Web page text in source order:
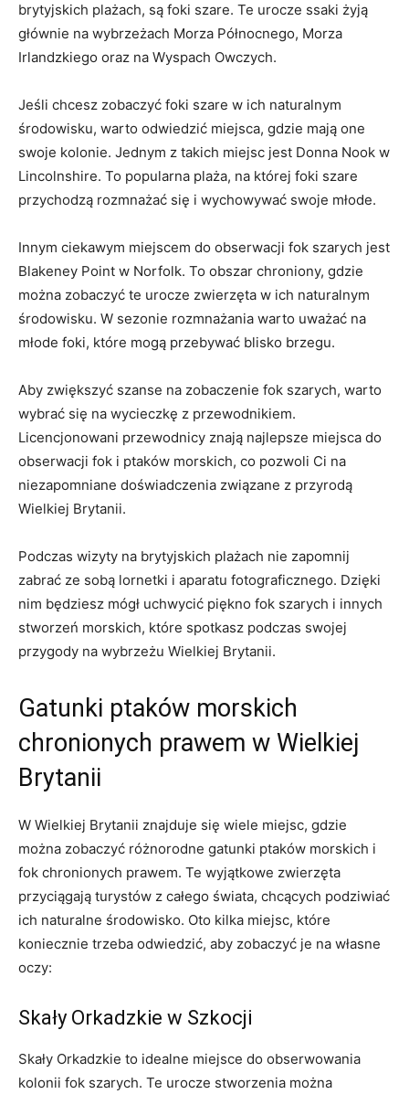
brytyjskich⁤ plażach, są foki szare. Te urocze ssaki żyją
głównie na wybrzeżach Morza Północnego, Morza
Irlandzkiego oraz na Wyspach Owczych.
Jeśli chcesz zobaczyć ‌foki szare ‍w ich naturalnym
środowisku, warto ⁢odwiedzić miejsca, gdzie mają⁤ one
swoje⁣ kolonie. Jednym‍ z⁢ takich miejsc jest Donna Nook w
Lincolnshire. To popularna plaża, na⁤ której foki szare
przychodzą⁤ rozmnażać się i wychowywać swoje młode.
Innym ciekawym miejscem ‌do obserwacji fok szarych jest
Blakeney Point w Norfolk. To ‍obszar chroniony, gdzie​
można zobaczyć te ⁢urocze zwierzęta w ich naturalnym‍
środowisku. W sezonie rozmnażania ‌warto uważać na
młode foki, które mogą przebywać blisko‌ brzegu.
Aby⁣ zwiększyć szanse na​ zobaczenie fok szarych, warto
wybrać się na wycieczkę z‍ przewodnikiem.
Licencjonowani przewodnicy znają⁢ najlepsze⁢ miejsca do
‍obserwacji fok i ptaków morskich, co pozwoli ‌Ci ‌na⁢
niezapomniane doświadczenia⁢ związane⁢ z przyrodą
Wielkiej ⁢Brytanii.
Podczas wizyty‍ na brytyjskich plażach nie​ zapomnij
zabrać ze sobą lornetki​ i aparatu fotograficznego. Dzięki ​
nim będziesz ⁢mógł uchwycić piękno fok szarych i innych
stworzeń morskich, które spotkasz podczas​ swojej
przygody na​ wybrzeżu Wielkiej ⁤Brytanii.
Gatunki ptaków morskich
chronionych prawem w ‍Wielkiej
Brytanii
W ​Wielkiej Brytanii znajduje się wiele miejsc, gdzie
można zobaczyć⁣ różnorodne gatunki ptaków morskich i
fok chronionych prawem. Te wyjątkowe zwierzęta
przyciągają turystów z całego świata, chcących podziwiać
ich naturalne środowisko. Oto kilka miejsc, które
koniecznie trzeba odwiedzić, aby zobaczyć je na własne
oczy:
Skały ‌Orkadzkie w Szkocji
Skały ‍Orkadzkie to⁣ idealne miejsce do obserwowania
kolonii fok szarych.⁢ Te urocze​ stworzenia można